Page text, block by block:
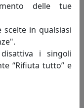
1158/S70-GR
delle tue
in qualsiasi
i singoli
“Rifiuta tutto” e